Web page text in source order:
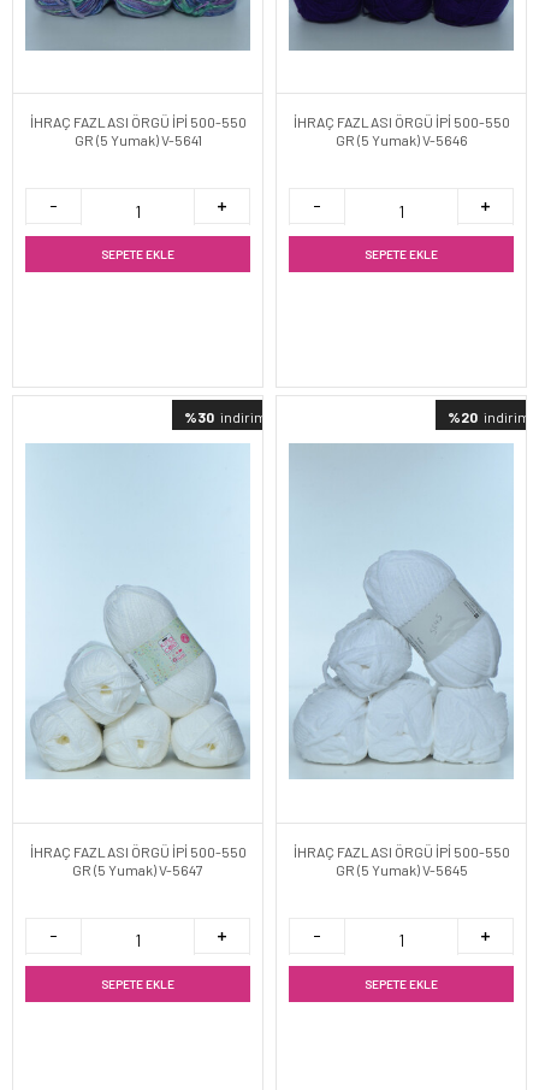
İHRAÇ FAZLASI ÖRGÜ İPİ 500-550
GR (5 Yumak) V-5641
SEPETE EKLE
İHRAÇ FAZLASI ÖRGÜ İPİ 500-550
GR (5 Yumak) V-5646
SEPETE EKLE
%30 indirimli
İHRAÇ FAZLASI ÖRGÜ İPİ 500-550
GR (5 Yumak) V-5647
SEPETE EKLE
%20 indirimli
İHRAÇ FAZLASI ÖRGÜ İPİ 500-550
GR (5 Yumak) V-5645
SEPETE EKLE